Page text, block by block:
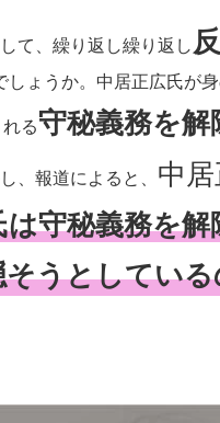
て、繰り返し繰り返し
ょうか。中居正広氏が
る守秘義務を解
、報道によると、 中
守秘義務を
うとしてい